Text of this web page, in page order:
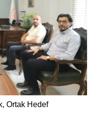
Ortak Hedef